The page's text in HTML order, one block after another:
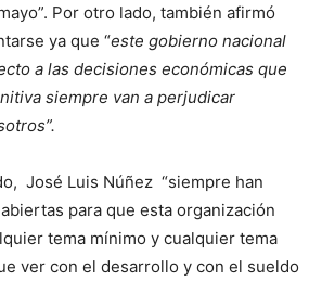
Por otro lado, también afirmó
ya que “este gobierno nacional
a las decisiones económicas que
siempre van a perjudicar
José Luis Núñez “siempre han
para que esta organización
tema mínimo y cualquier tema
ver con el desarrollo y con el sueldo